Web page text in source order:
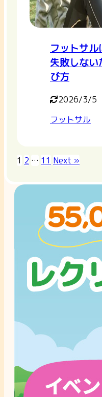
フットサル
失敗しない
び方
2026/3/5
フットサル
1 2 … 11 Next »